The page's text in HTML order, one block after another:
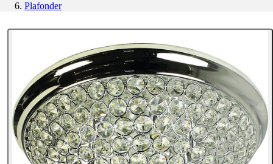
Plafonder